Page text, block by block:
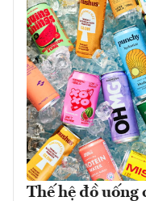
Thế hệ đồ uống